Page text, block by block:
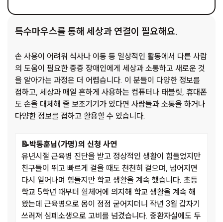
특수마우스를 통해 세상과 연결이 필요해요.
손 사용이 어려워 식사나 이동 등 일상적인 활동에서 다른 사람
의 도움이 필요한 중증 장애인에게 세상과 소통하고 새로운 것
을 알아가는 과정은 더 어렵습니다. 이 분들이 다양한 정보를
접하고, 세상과 매일 흔하게 사용하는 컴퓨터나 태블릿, 휴대폰
도 손을 대체해 줄 보조기기가 있다면 사람들과 소통을 하거나
다양한 정보를 접하고 활용할 수 있습니다.
📝박동훈님(가명)의 신청 사연
유년시절 근육병 진단을 받고 정상적인 생활이 힘들었지만
친구들이 뛰고 빠르게 걸을 때도 천천히 걸으며, 넘어지면
다시 일어나며 힘들지만 학교 생활을 계속 했습니다. 초등
학교 5학년 때부터 휠체어에 의지해 학교 생활을 계속 해
왔는데 근육병으로 몸이 점점 굳어지더니 작년 3월 갑자기
쓰러져 심폐소생으로 고비를 넘겼습니다. 중환자실에도 두